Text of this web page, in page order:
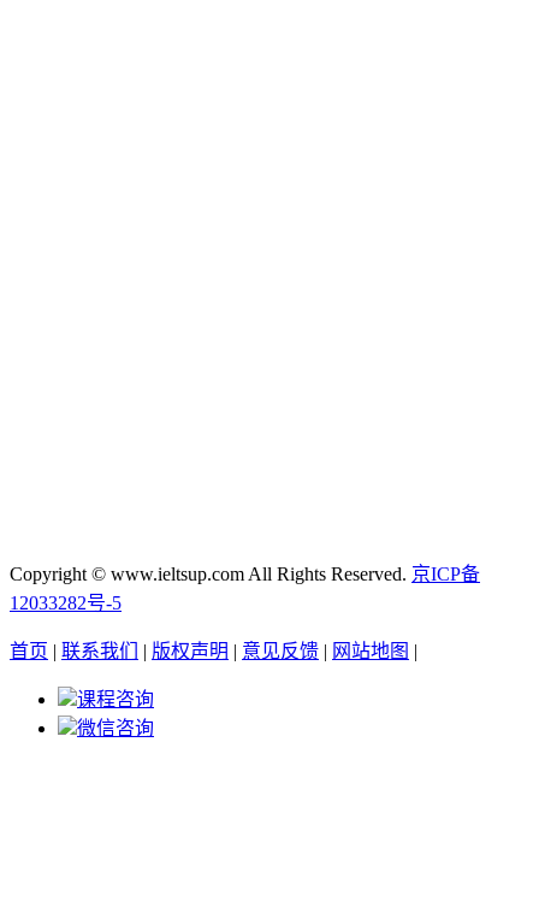
Copyright © www.ieltsup.com All Rights Reserved. 京ICP备
12033282号-5
首页 | 联系我们 | 版权声明 | 意见反馈 | 网站地图 |
课程咨询
微信咨询